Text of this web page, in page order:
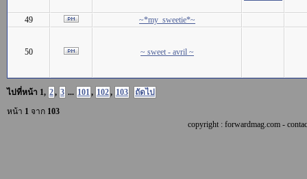
49 ~*my_sweetie*~
50 ~ sweet - avril ~
ไปที่หน้า 1, 2, 3 ... 101, 102, 103
ถัดไป
หน้า 1 จาก 103
copyright : forwardmag.com -